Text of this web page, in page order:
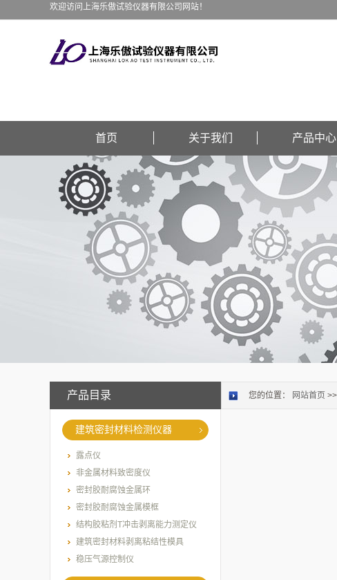
欢迎访问上海乐傲试验仪器有限公司网站！
首页 关于我们 产品中心
产品目录
建筑密封材料检测仪器
露点仪
非金属材料致密度仪
密封胶耐腐蚀金属环
密封胶耐腐蚀金属模框
结构胶粘剂T冲击剥离能力测定仪
建筑密封材料剥离粘结性模具
稳压气源控制仪
您的位置： 网站首页 >>